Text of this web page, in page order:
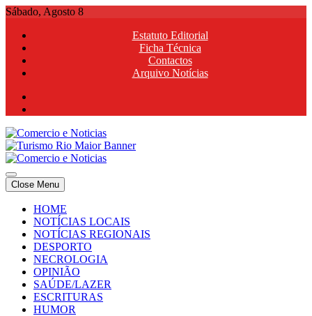
Skip
content
Sábado, Agosto 8
Estatuto Editorial
Ficha Técnica
Contactos
Arquivo Notícias
Comercio e Noticias
Notícias e Publicidade Online
Comercio e Noticias
Notícias e Publicidade Online
Close Menu
HOME
NOTÍCIAS LOCAIS
NOTÍCIAS REGIONAIS
DESPORTO
NECROLOGIA
OPINIÃO
SAÚDE/LAZER
ESCRITURAS
HUMOR